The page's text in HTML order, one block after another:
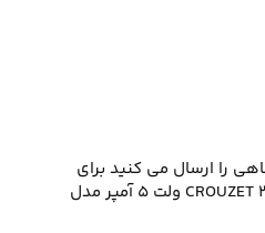
را ارسال می کنید برای
“میکروسوئیچ اهرو دار CROUZET 220 ولت 5 آمپر مدل